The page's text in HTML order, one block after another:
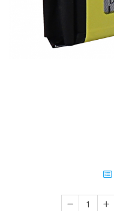
Scule electrice
Smartwatch
Incarcatoare
Produse de bucatarie kjøk